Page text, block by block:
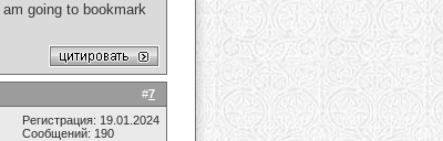
going to bookmark
#7
Регистрация: 19.01.2024
Сообщений: 190